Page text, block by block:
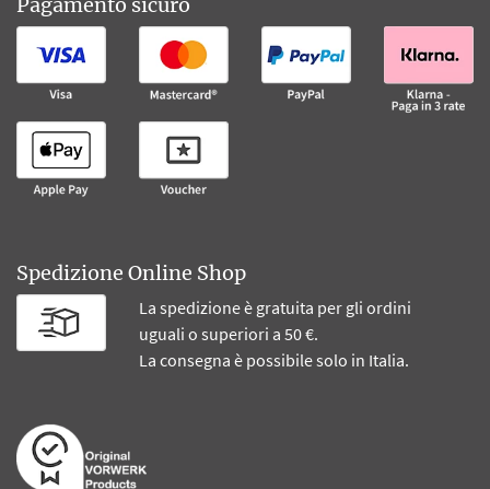
Spedizione Online Shop
La spedizione è gratuita per gli ordini
uguali o superiori a 50 €.
La consegna è possibile solo in Italia.